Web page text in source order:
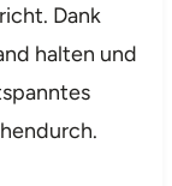
Dank
halten und